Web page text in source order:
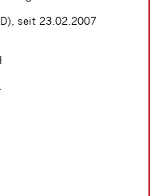
seit 23.02.2007